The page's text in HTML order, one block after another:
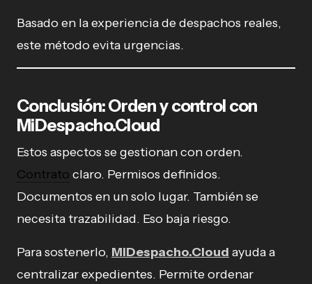
Basado en la experiencia de despachos reales,
este método evita urgencias.
Conclusión: Orden y control con
MiDespacho.Cloud
Estos aspectos se gestionan con orden.
Contrato claro. Permisos definidos.
Documentos en un solo lugar. También se
necesita trazabilidad. Eso baja riesgo.
Para sostenerlo, MiDespacho.Cloud ayuda a
centralizar expedientes. Permite ordenar